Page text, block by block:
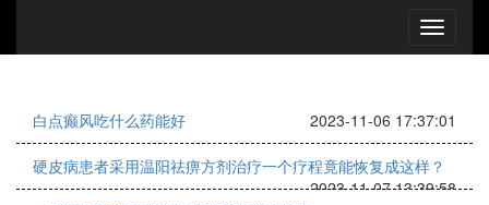
白点癫风吃什么药能好 2023-11-06 17:37:01
硬皮病患者采用温阳祛痹方剂治疗一个疗程竟能恢复成这样？
2023-11-07 13:39:58